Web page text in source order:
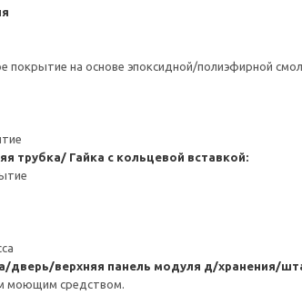
покрытие на основе эпоксидной/полиэфирной
трубка/ Гайка с кольцевой вставкой:
дверь/верхняя панель модуля д/хранения/
моющим средством.